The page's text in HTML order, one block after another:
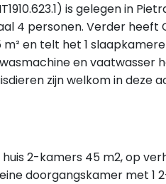
is gelegen in
4 personen. Verder heeft
en telt het 1
en vaatwasser
zijn welkom in deze
2-kamers 45 m2, op
doorgangskamer met 1